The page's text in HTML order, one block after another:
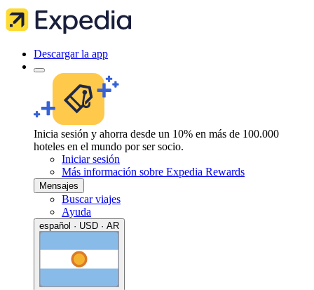
Descargar la app
Inicia sesión y ahorra desde un 10% en más de 100.000
hoteles en el mundo por ser socio.
Iniciar sesión
Más información sobre Expedia Rewards
Mensajes
Buscar viajes
Ayuda
español · USD · AR